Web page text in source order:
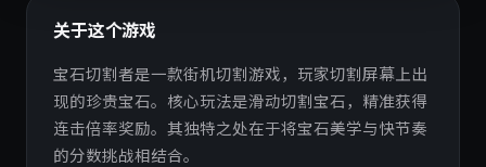
关于这个游戏
宝石切割者是一款街机切割游戏，玩家切割屏幕上出
现的珍贵宝石。核心玩法是滑动切割宝石，精准获得
连击倍率奖励。其独特之处在于将宝石美学与快节奏
的分数挑战相结合。